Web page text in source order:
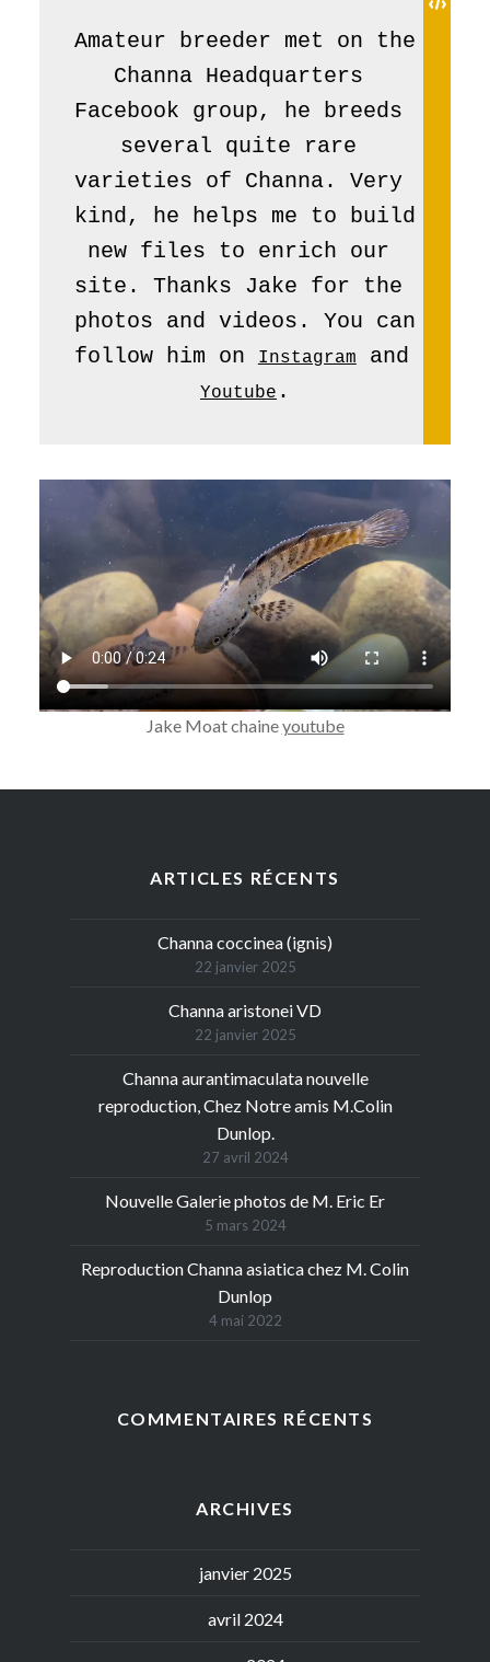
Amateur breeder met on the
Channa Headquarters
Facebook group, he breeds
several quite rare
varieties of Channa. Very
kind, he helps me to build
new files to enrich our
site. Thanks Jake for the
photos and videos. You can
follow him on
Instagram
Youtube .
Jake Moat chaineyoutube
ARTICLES RÉCENTS
Channa coccinea (ignis)
22 janvier 2025
Channa aristonei VD
22 janvier 2025
Channa aurantimaculata nouvelle
reproduction, Chez Notre amis M.Colin
Dunlop.
27 avril 2024
Nouvelle Galerie photos de M. Eric Er
5 mars 2024
Reproduction Channa asiatica chez M. Colin
Dunlop
4 mai 2022
COMMENTAIRES RÉCENTS
ARCHIVES
janvier 2025
avril 2024